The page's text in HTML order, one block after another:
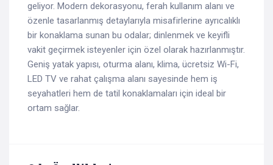
geliyor. Modern dekorasyonu, ferah kullanım alanı ve
özenle tasarlanmış detaylarıyla misafirlerine ayrıcalıklı
bir konaklama sunan bu odalar; dinlenmek ve keyifli
vakit geçirmek isteyenler için özel olarak hazırlanmıştır.
Geniş yatak yapısı, oturma alanı, klima, ücretsiz Wi-Fi,
LED TV ve rahat çalışma alanı sayesinde hem iş
seyahatleri hem de tatil konaklamaları için ideal bir
ortam sağlar.